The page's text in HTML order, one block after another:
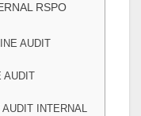
RSPO
AUDIT
AUDIT
INTERNAL